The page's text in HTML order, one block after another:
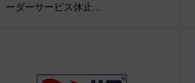
ーダーサービス休止...